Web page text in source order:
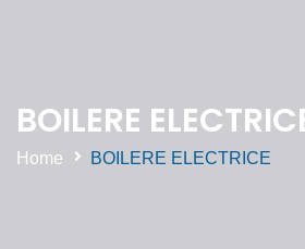
BOILERE
Home BOILERE ELECTRICE